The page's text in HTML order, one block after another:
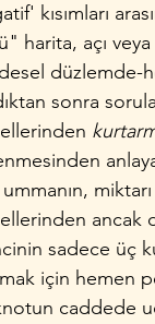
kısımla­rı
harita, açı
düzlemde-
sonra
ancak
sadece üç
için hemen
caddede